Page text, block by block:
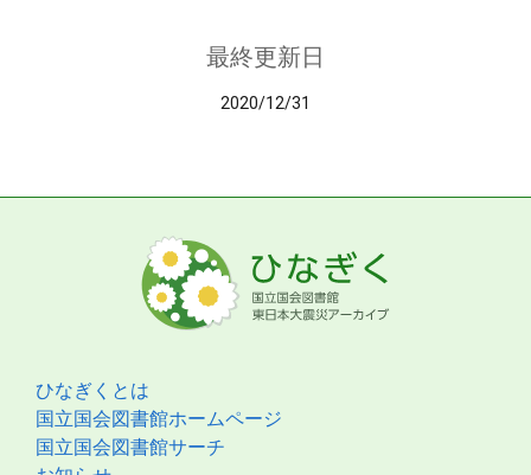
最終更新日
2020/12/31
ひなぎくとは
国立国会図書館ホームページ
国立国会図書館サーチ